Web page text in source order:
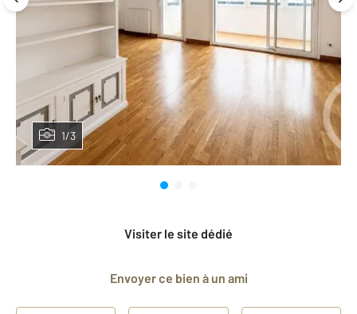
1/3
Visiter le site dédié
Envoyer ce bien à un ami